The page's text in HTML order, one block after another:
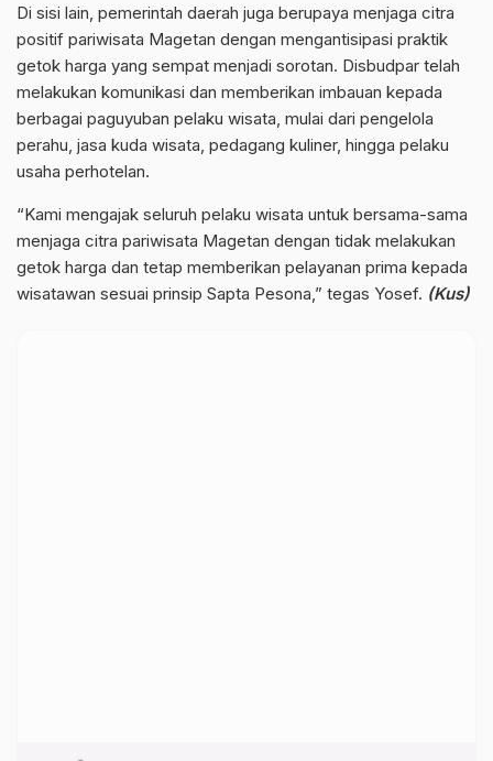
Di sisi lain, pemerintah daerah juga berupaya menjaga citra
positif pariwisata Magetan dengan mengantisipasi praktik
getok harga yang sempat menjadi sorotan. Disbudpar telah
melakukan komunikasi dan memberikan imbauan kepada
berbagai paguyuban pelaku wisata, mulai dari pengelola
perahu, jasa kuda wisata, pedagang kuliner, hingga pelaku
usaha perhotelan.
“Kami mengajak seluruh pelaku wisata untuk bersama-sama
menjaga citra pariwisata Magetan dengan tidak melakukan
getok harga dan tetap memberikan pelayanan prima kepada
wisatawan sesuai prinsip Sapta Pesona,” tegas Yosef. (Kus)